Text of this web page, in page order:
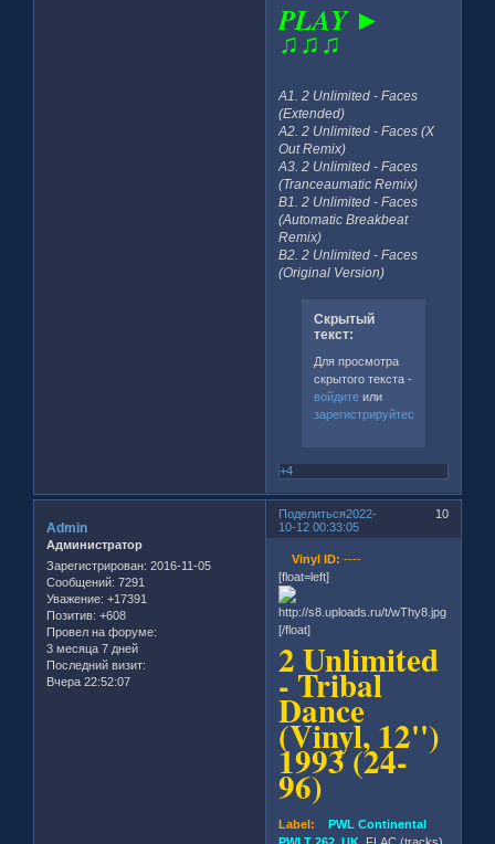
PLAY ►
♫♫♫
A1. 2 Unlimited - Faces
(Extended)
A2. 2 Unlimited - Faces (X
Out Remix)
A3. 2 Unlimited - Faces
(Tranceaumatic Remix)
B1. 2 Unlimited - Faces
(Automatic Breakbeat
Remix)
B2. 2 Unlimited - Faces
(Original Version)
Скрытый
текст:
Для просмотра
скрытого текста -
войдитеили
зарегистрируйтесь
+4
Поделиться 10
2022-
10-12 00:33:05
Admin
Администратор
Зарегистрирован: 2016-11-05
Сообщений: 7291
Уважение: +17391
Позитив: +608
Провел на форуме:
3 месяца 7 дней
Последний визит:
Вчера 22:52:07
Vinyl ID: ----
[float=left]
[/float]
2 Unlimited
- Tribal
Dance
(Vinyl, 12'')
1993 (24-
96)
Label: PWL Continental